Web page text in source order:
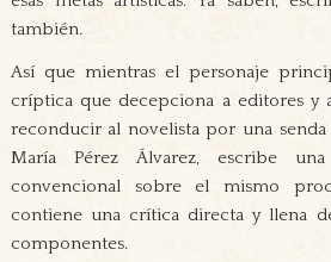
también.
Así que mientras el personaje
críptica que decepciona a editores y
reconducir al novelista por una senda
María Pérez Álvarez, escribe
convencional sobre el mismo
contiene una crítica directa y llena
componentes.